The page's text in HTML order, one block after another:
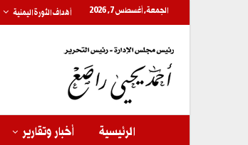
الجمعة, أغسطس 7, 2026 أهداف الثورة اليمنية
الرئيسية أخبار وتقارير